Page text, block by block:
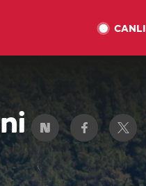
CANLI